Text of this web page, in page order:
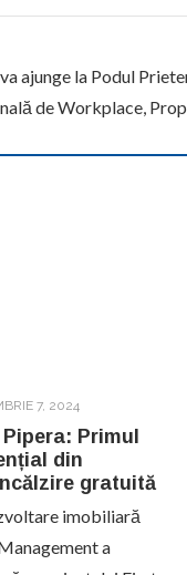
ajunge la Podul
de Workplace,
7, 2024
Primul
din
gratuită
imobiliară
a